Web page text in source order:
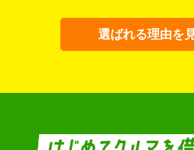
選ばれる理由を